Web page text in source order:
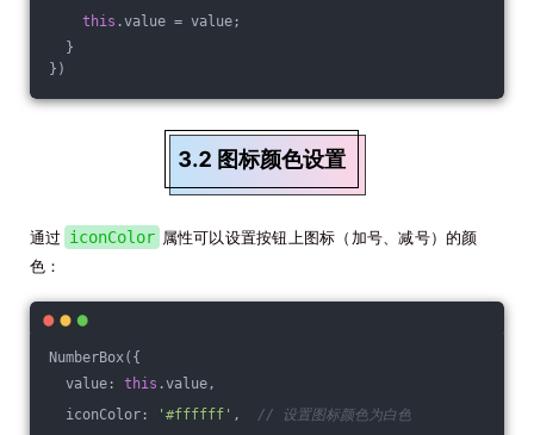
this .value = value;
}
})
3.2 图标颜色设置
通过 iconColor 属性可以设置按钮上图标（加号、减号）的颜
色：
NumberBox({
value: this .value,
iconColor:
'#ffffff' , // 设置图标颜色为白色